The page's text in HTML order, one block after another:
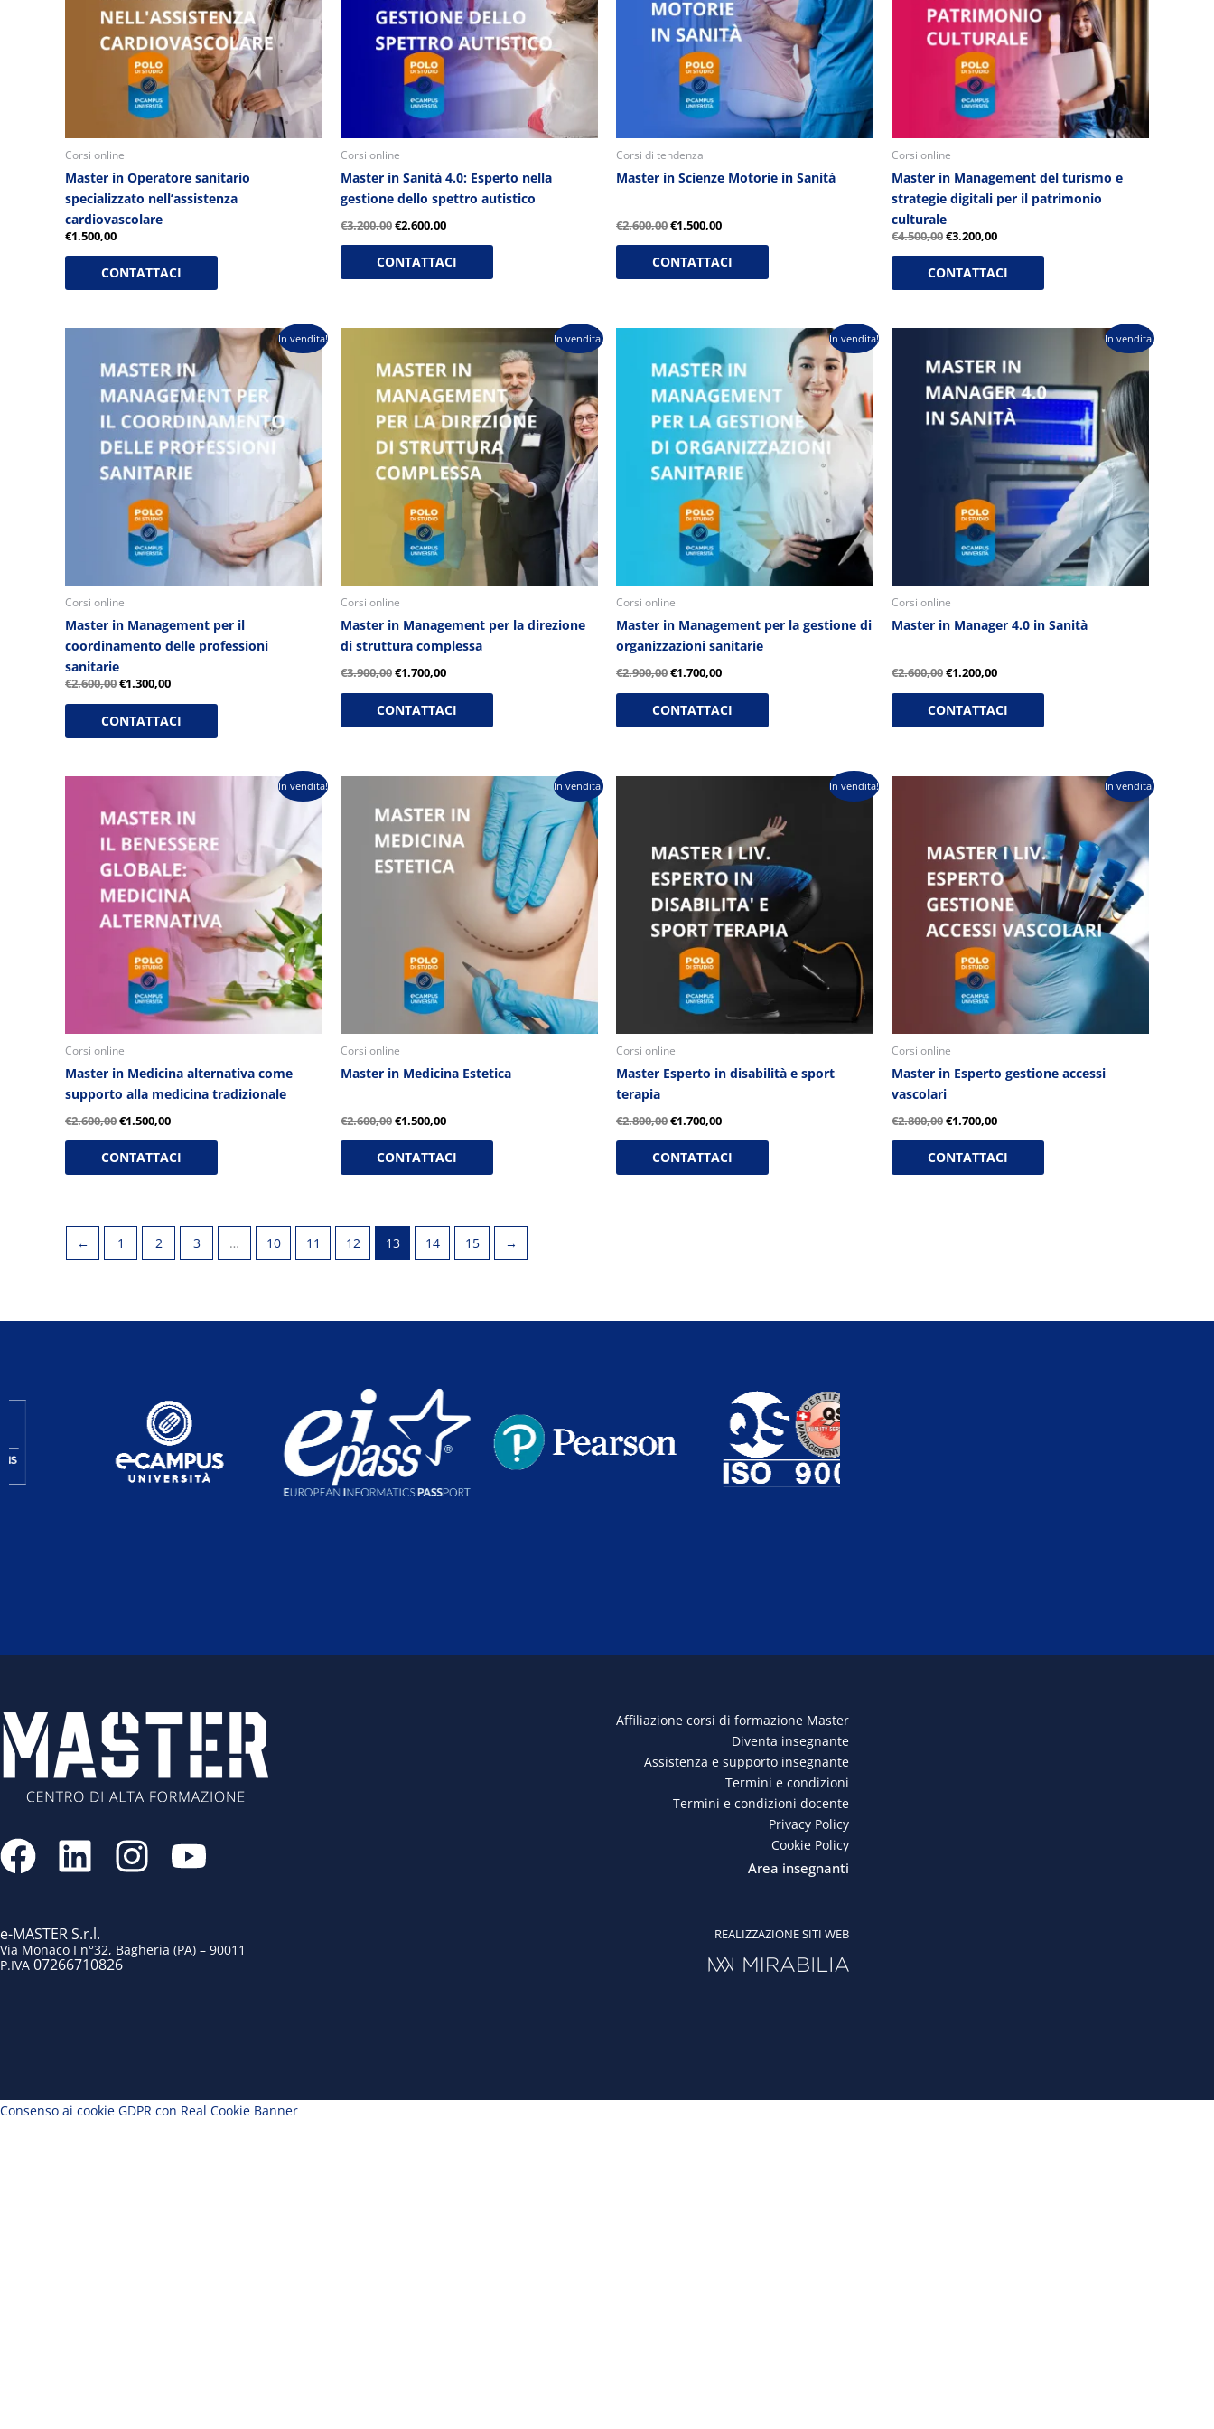
Corsi online
Master in Operatore sanitario
specializzato nell’assistenza
cardiovascolare
€1.500,00
CONTATTACI
Corsi online
Master in Sanità 4.0: Esperto nella
gestione dello spettro autistico
€3.200,00€2.600,00
CONTATTACI
Corsi di tendenza
Master in Scienze Motorie in Sanità
€2.600,00€1.500,00
CONTATTACI
Corsi online
Master in Management del turismo e
strategie digitali per il patrimonio
culturale
€4.500,00€3.200,00
CONTATTACI
In vendita!
Corsi online
Master in Management per il
coordinamento delle professioni
sanitarie
€2.600,00
originale
era:
€2.600,00.
€1.300,00
prezzo
attuale
è:
€1.300,00.
CONTATTACI
In vendita!
Corsi online
Master in Management per la direzione
di struttura complessa
€3.900,00
originale
era:
€3.900,00.
€1.700,00
attuale
è:
€1.700,00.
CONTATTACI
In vendita!
Corsi online
Master in Management per la gestione di
organizzazioni sanitarie
€2.900,00
prezzo
originale
era:
€2.900,00.
€1.700,00
prezzo
attuale
è:
€1.700,00.
CONTATTACI
In vendita!
Corsi online
Master in Manager 4.0 in Sanità
€2.600,00
originale
era:
€2.600,00.
€1.200,00
attuale
è:
€1.200,00.
CONTATTACI
In vendita!
Corsi online
Master in Medicina alternativa come
supporto alla medicina tradizionale
€2.600,00
originale
era:
€2.600,00.
€1.500,00
attuale
è:
€1.500,00.
CONTATTACI
In vendita!
Corsi online
Master in Medicina Estetica
€2.600,00
originale
era:
€2.600,00.
€1.500,00
attuale
è:
€1.500,00.
CONTATTACI
In vendita!
Corsi online
Master Esperto in disabilità e sport
terapia
€2.800,00€1.700,00
€1.700,00.
CONTATTACI
In vendita!
Corsi online
Master in Esperto gestione accessi
vascolari
€2.800,00€1.700,00
€1.700,00.
CONTATTACI
← 1 2 3 … 10 11 12 13 14 15 →
F
a
e
b
k
L
i
k
e
n
I
n
t
a
m
Y
o
t
Affiliazione corsi di formazione Master
Diventa insegnante
Assistenza e supporto insegnante
Termini e condizioni
Termini e condizioni docente
Privacy Policy
Cookie Policy
Area insegnanti
e-MASTER S.r.l.
Via Monaco I n°32, Bagheria (PA) – 90011
P.IVA 07266710826
REALIZZAZIONE SITI WEB
Consenso ai cookie GDPR con Real Cookie Banner